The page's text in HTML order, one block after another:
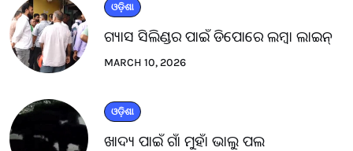
ଓଡ଼ିଶା
ଗ୍ୟାସ ସିଲିଣ୍ଡର ପାଇଁ ଡିପୋରେ ଲମ୍ବା ଲାଇନ୍
MARCH 10, 2026
ଓଡ଼ିଶା
ଖାଦ୍ୟ ପାଇଁ ଗାଁ ମୁହାଁ ଭାଲୁ ପଲ